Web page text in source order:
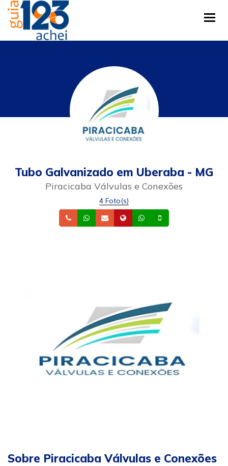
Tubo Galvanizado em Uberaba - MG
Piracicaba Válvulas e Conexões
4 Foto(s)
TelefoneWhatsapp
Email Site Whatsapp
Sobre Piracicaba Válvulas e Conexões